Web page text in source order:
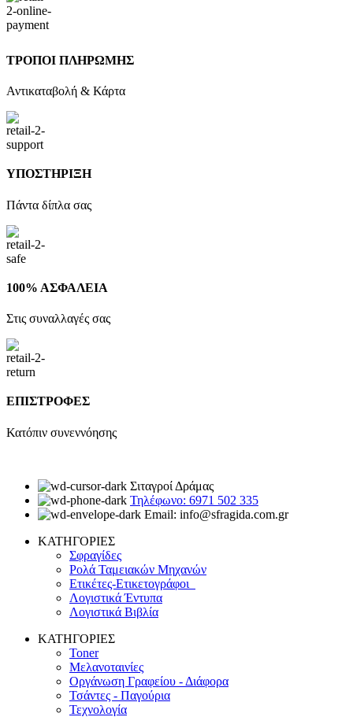
ΤΡΟΠΟΙ ΠΛΗΡΩΜΗΣ
Αντικαταβολή & Κάρτα
ΥΠΟΣΤΗΡΙΞΗ
Πάντα δίπλα σας
100% ΑΣΦΑΛΕΙΑ
Στις συναλλαγές σας
ΕΠΙΣΤΡΟΦΕΣ
Κατόπιν συνεννόησης
Σιταγροί Δράμας
Τηλέφωνο: 6971 502 335
Email: info@sfragida.com.gr
ΚΑΤΗΓΟΡΙΕΣ
Σφραγίδες
Ρολά Ταμειακών Μηχανών
Ετικέτες-Ετικετογράφοι
Λογιστικά Έντυπα
Λογιστικά Βιβλία
ΚΑΤΗΓΟΡΙΕΣ
Toner
Μελανοταινίες
Οργάνωση Γραφείου - Διάφορα
Τσάντες - Παγούρια
Τεχνολογία